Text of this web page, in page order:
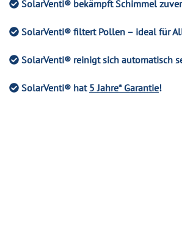
SolarVenti® bekämpft Schimmel
SolarVenti® filtert Pollen – ideal für
SolarVenti® reinigt sich automatisch
SolarVenti® hat 5 Jahre* Garantie!